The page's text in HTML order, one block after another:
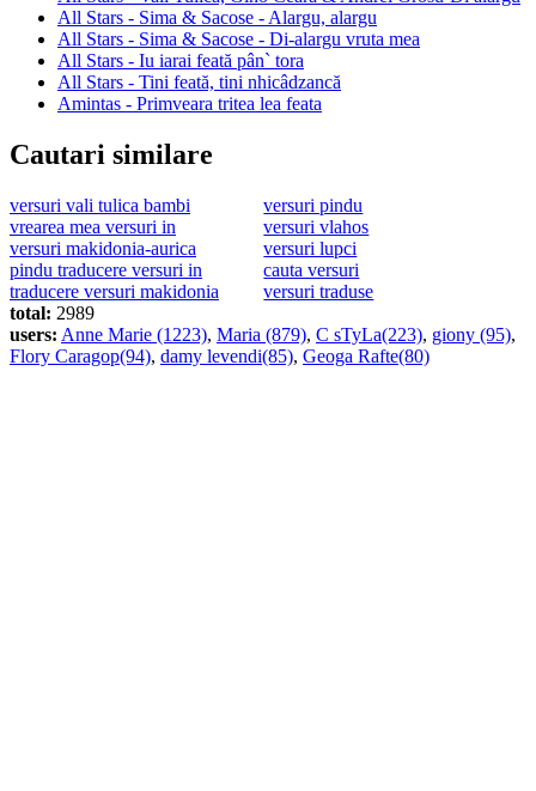
All Stars - Sima & Sacose - Alargu, alargu
All Stars - Sima & Sacose - Di-alargu vruta mea
All Stars - Iu iarai feată pân` tora
All Stars - Tini feată, tini nhicâdzancă
Amintas - Primveara tritea lea feata
Cautari similare
versuri vali tulica bambi
versuri pindu
vrearea mea versuri in
versuri vlahos
versuri makidonia-aurica
versuri lupci
pindu traducere versuri in
cauta versuri
traducere versuri makidonia
versuri traduse
total: 2989
users: Anne Marie (1223), Maria (879), C sTyLa(223), giony (95),
Flory Caragop(94), damy levendi(85), Geoga Rafte(80)